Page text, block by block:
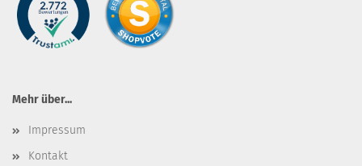
Mehr über...
Impressum
Kontakt